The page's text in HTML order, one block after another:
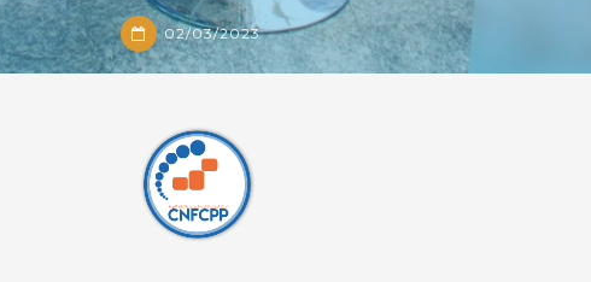
02/03/2023